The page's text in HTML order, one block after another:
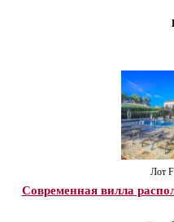
Лот
Современная вилла